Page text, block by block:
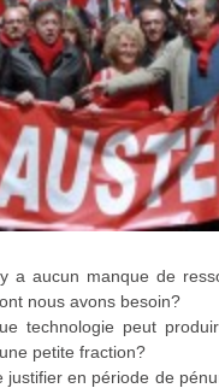
a aucun manque de
nous avons besoin?
technologie peut
petite fraction?
justifier en période de